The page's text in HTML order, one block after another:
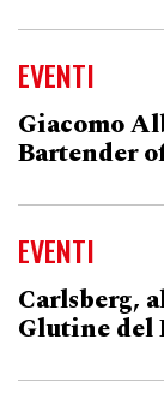
EVENTI
Giacomo
Bartender
EVENTI
Carlsberg,
Glutine